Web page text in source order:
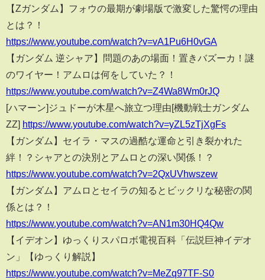
【Zガンダム】フォウの最期が劇場版で激変した驚愕の理由
とは？！
https://www.youtube.com/watch?v=vA1Pu6H0vGA
【ガンダム 逆シャア】問題のあの場面！置きバズーカ！謎
のワイヤー！アムロは何をしていた？！
https://www.youtube.com/watch?v=Z4Wa8Wm0rJQ
[ハマーン]ジュドーが木星へ旅立つ理由[機動戦士ガンダム
ZZ] https://www.youtube.com/watch?v=yZL5zTjXgFs
【ガンダム】セイラ・マスの過酷な運命と引き裂かれた
絆！？シャアとの決別とアムロとの深い関係！？
https://www.youtube.com/watch?v=2QxUVhwszew
【ガンダム】アムロとセイラの知るとビックリな秘密の関
係とは？！
https://www.youtube.com/watch?v=AN1m30HQ4Qw
【イデオン】ゆっくりスパロボ電視百科「伝説巨神イデオ
ン」【ゆっくり解説】
https://www.youtube.com/watch?v=MeZq97TF-S0